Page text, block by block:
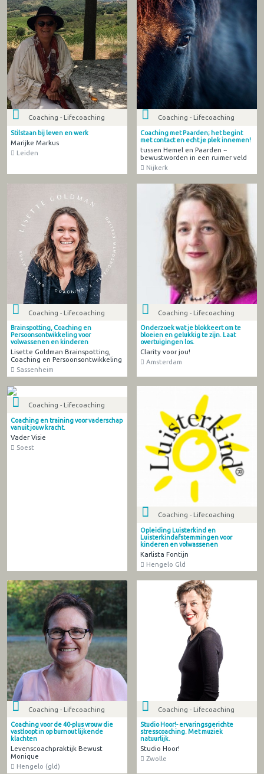
Coaching - Lifecoaching
Stilstaan bij leven en werk
Marijke Markus
Leiden
Coaching - Lifecoaching
Coaching met Paarden; het begint
met contact en echt je plek innemen!
tussen Hemel en Paarden ~
bewustworden in een ruimer veld
Nijkerk
Coaching - Lifecoaching
Brainspotting, Coaching en
Persoonsontwikkeling voor
volwassenen en kinderen
Lisette Goldman Brainspotting,
Coaching en Persoonsontwikkeling
Sassenheim
Coaching - Lifecoaching
Onderzoek wat je blokkeert om te
bloeien en gelukkig te zijn. Laat
overtuigingen los.
Clarity voor jou!
Amsterdam
Coaching - Lifecoaching
Coaching en training voor vaderschap
vanuit jouw kracht.
Vader Visie
Soest
Coaching - Lifecoaching
Opleiding Luisterkind en
Luisterkindafstemmingen voor
kinderen en volwassenen
Karlista Fontijn
Hengelo Gld
Coaching - Lifecoaching
Coaching voor de 40-plus vrouw die
vastloopt in op burnout lijkende
klachten
Levenscoachpraktijk Bewust
Monique
Hengelo (gld)
Coaching - Lifecoaching
Studio Hoor!- ervaringsgerichte
stresscoaching. Met muziek
natuurlijk.
Studio Hoor!
Zwolle